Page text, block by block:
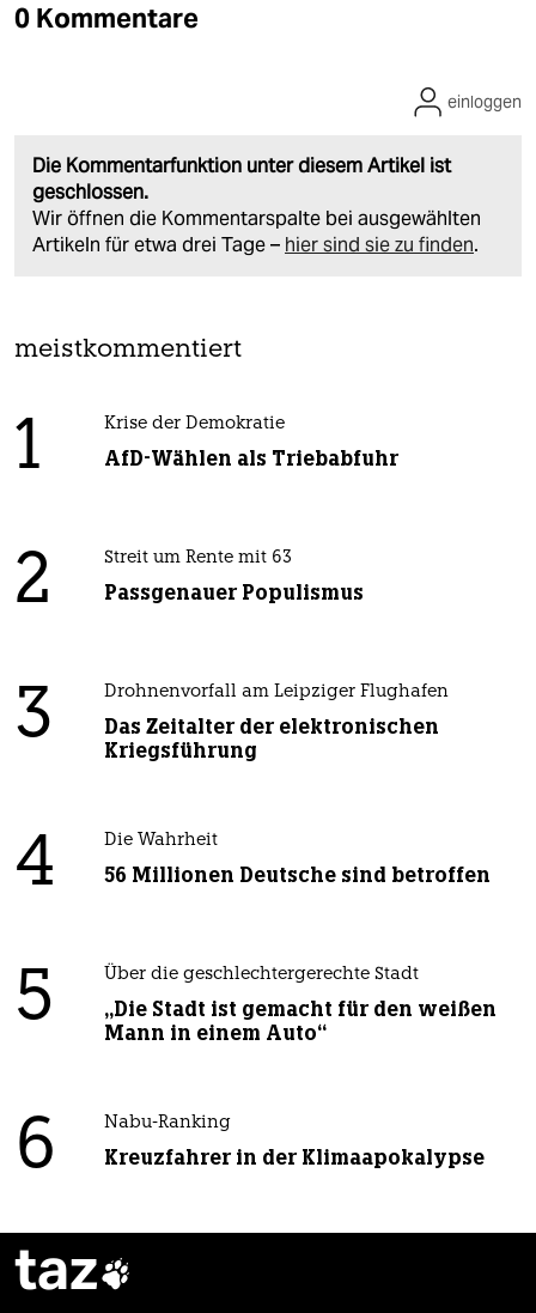
0 Kommentare
Die Kommentarfunktion unter diesem Artikel ist
geschlossen.
Wir öffnen die Kommentarspalte bei ausgewählten
Artikeln für etwa drei Tage – hier sind sie zu finden.
einloggen
meistkommentiert
1 Krise der Demokratie
AfD-Wählen als Triebabfuhr
2 Streit um Rente mit 63
Passgenauer Populismus
3 Drohnenvorfall am Leipziger Flughafen
Das Zeitalter der elektronischen
Kriegsführung
4 Die Wahrheit
56 Millionen Deutsche sind betroffen
5 Über die geschlechtergerechte Stadt
„Die Stadt ist gemacht für den weißen
Mann in einem Auto“
6 Nabu-Ranking
Kreuzfahrer in der Klimaapokalypse
taz